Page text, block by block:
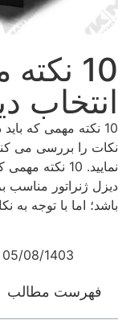
10
انتخاب
10 نکته مهمی که
نکات را بررسی می
نمایید. 10
دیزل ژنراتور مناسب
باشد؛ اما با توجه به
05/08/1403
فهرست مطالب